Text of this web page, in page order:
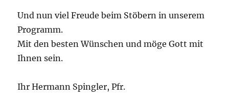
Und nun viel Freude beim Stöbern in unserem
Programm.
Mit den besten Wünschen und möge Gott mit
Ihnen sein.
Ihr Hermann Spingler, Pfr.